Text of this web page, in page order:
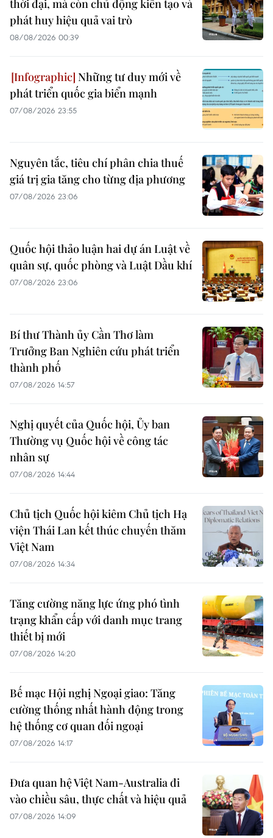
thời đại, mà còn chủ động kiến tạo và
phát huy hiệu quả vai trò
08/08/2026 00:39
Những tư duy mới về
phát triển quốc gia biển mạnh
07/08/2026 23:55
Nguyên tắc, tiêu chí phân chia thuế
giá trị gia tăng cho từng địa phương
07/08/2026 23:06
Quốc hội thảo luận hai dự án Luật về
quân sự, quốc phòng và Luật Dầu khí
07/08/2026 23:06
Bí thư Thành ủy Cần Thơ làm
Trưởng Ban Nghiên cứu phát triển
thành phố
07/08/2026 14:57
Nghị quyết của Quốc hội, Ủy ban
Thường vụ Quốc hội về công tác
nhân sự
07/08/2026 14:44
Chủ tịch Quốc hội kiêm Chủ tịch Hạ
viện Thái Lan kết thúc chuyến thăm
Việt Nam
07/08/2026 14:34
Tăng cường năng lực ứng phó tình
trạng khẩn cấp với danh mục trang
thiết bị mới
07/08/2026 14:20
Bế mạc Hội nghị Ngoại giao: Tăng
cường thống nhất hành động trong
hệ thống cơ quan đối ngoại
07/08/2026 14:17
Đưa quan hệ Việt Nam-Australia đi
vào chiều sâu, thực chất và hiệu quả
07/08/2026 14:09